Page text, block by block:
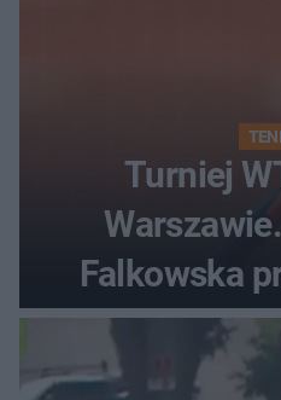
Turniej
Falkowska